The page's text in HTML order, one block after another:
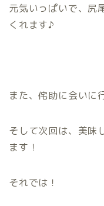
元気いっぱいで、尻
くれます♪
また、侘助に会いに
そして次回は、美味
ます！
それでは！